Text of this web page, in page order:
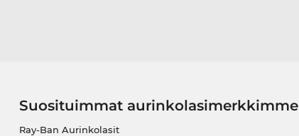
Suosituimmat aurinkolasimerkkimme
Ray-Ban Aurinkolasit